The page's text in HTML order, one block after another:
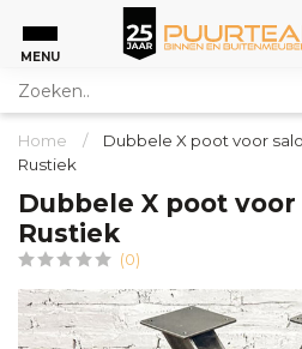
MENU
Home /
Dubbele X poot voor
Rustiek
Dubbele X poot
Rustiek
(0)